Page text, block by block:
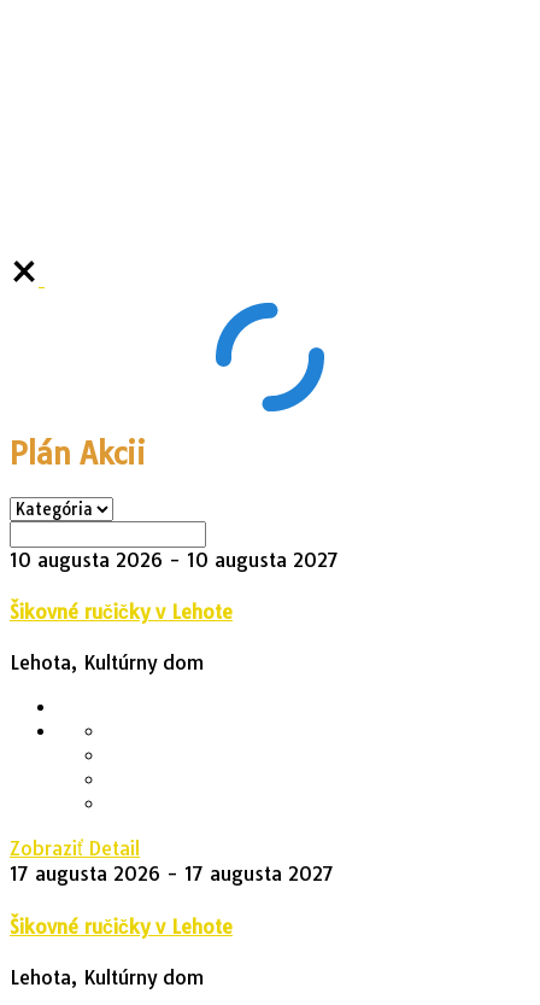
Plán Akcii
10 augusta 2026 - 10 augusta 2027
Šikovné ručičky v Lehote
Lehota, Kultúrny dom
Zobraziť Detail
17 augusta 2026 - 17 augusta 2027
Šikovné ručičky v Lehote
Lehota, Kultúrny dom